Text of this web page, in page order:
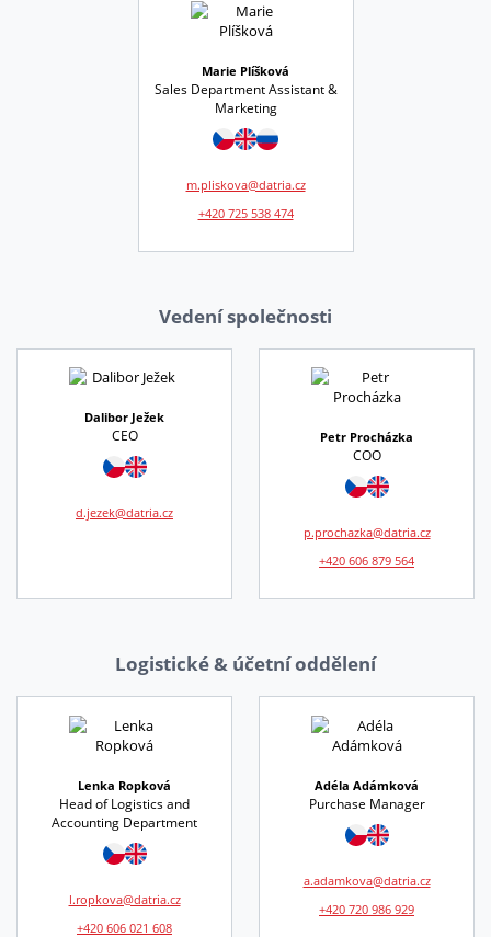
Marie Plíšková
Sales Department Assistant &
Marketing
m.pliskova@datria.cz
+420 725 538 474
Vedení společnosti
Dalibor Ježek
CEO
d.jezek@datria.cz
Petr Procházka
COO
p.prochazka@datria.cz
+420 606 879 564
Logistické & účetní oddělení
Lenka Ropková
Head of Logistics and
Accounting Department
l.ropkova@datria.cz
+420 606 021 608
Adéla Adámková
Purchase Manager
a.adamkova@datria.cz
+420 720 986 929